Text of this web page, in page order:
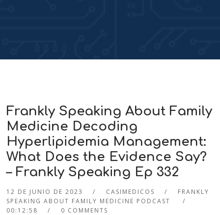
Frankly Speaking About Family
Medicine Decoding
Hyperlipidemia Management:
What Does the Evidence Say?
– Frankly Speaking Ep 332
12 DE JUNIO DE 2023 CASIMEDICOS
FRANKLY
SPEAKING ABOUT FAMILY MEDICINE PODCAST
00:12:58
0 COMMENTS